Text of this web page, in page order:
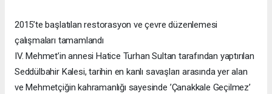
2015’te başlatılan restorasyon ve çevre düzenlemesi
çalışmaları tamamlandı
IV. Mehmet’in annesi Hatice Turhan Sultan tarafından yaptırılan
Seddülbahir Kalesi, tarihin en kanlı savaşları arasında yer alan
ve Mehmetçiğin kahramanlığı sayesinde ’Çanakkale Geçilmez’